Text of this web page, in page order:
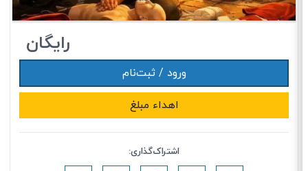
رایگان
ورود / ثبت‌نام
اهداء مبلغ
اشتراک‌گذاری: